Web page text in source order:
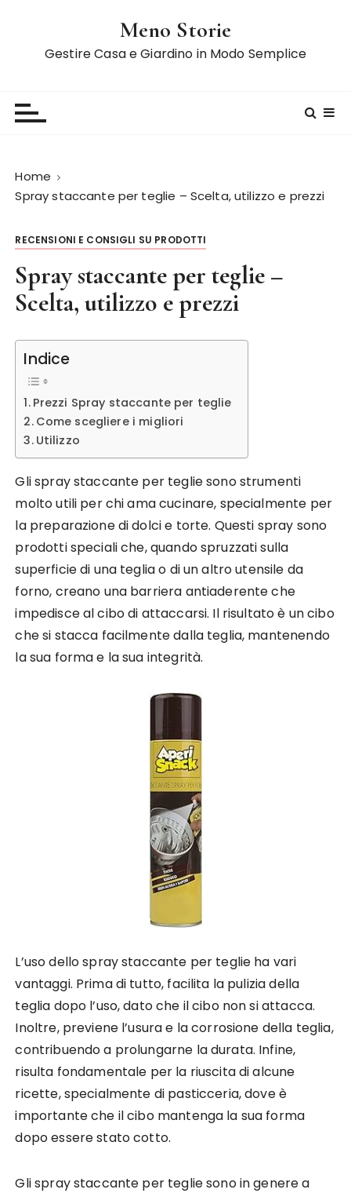
Meno Storie
Gestire Casa e Giardino in Modo Semplice
Home
Spray staccante per teglie – Scelta, utilizzo e prezzi
RECENSIONI E CONSIGLI SU PRODOTTI
Spray staccante per teglie –
Scelta, utilizzo e prezzi
Indice
Prezzi Spray staccante per teglie
Come scegliere i migliori
Utilizzo
Gli spray staccante per teglie sono strumenti
molto utili per chi ama cucinare, specialmente per
la preparazione di dolci e torte. Questi spray sono
prodotti speciali che, quando spruzzati sulla
superficie di una teglia o di un altro utensile da
forno, creano una barriera antiaderente che
impedisce al cibo di attaccarsi. Il risultato è un cibo
che si stacca facilmente dalla teglia, mantenendo
la sua forma e la sua integrità.
L’uso dello spray staccante per teglie ha vari
vantaggi. Prima di tutto, facilita la pulizia della
teglia dopo l’uso, dato che il cibo non si attacca.
Inoltre, previene l’usura e la corrosione della teglia,
contribuendo a prolungarne la durata. Infine,
risulta fondamentale per la riuscita di alcune
ricette, specialmente di pasticceria, dove è
importante che il cibo mantenga la sua forma
dopo essere stato cotto.
Gli spray staccante per teglie sono in genere a